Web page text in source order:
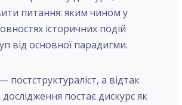
питання: яким чином у
історичних подій
від основної парадигми.
а відтак
постає дискурс як